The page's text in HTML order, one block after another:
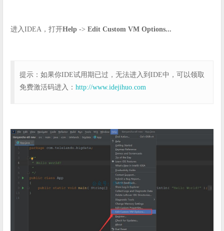
进入IDEA，打开Help -> Edit Custom VM Options...
提示：如果你IDE试用期已过，无法进入到IDE中，可以领取
免费激活码进入： http://www.idejihuo.com